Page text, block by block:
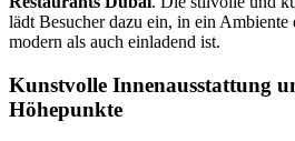
lädt Besucher dazu ein, in ein Ambiente
modern als auch einladend ist.
Kunstvolle Innenausstattung
Höhepunkte